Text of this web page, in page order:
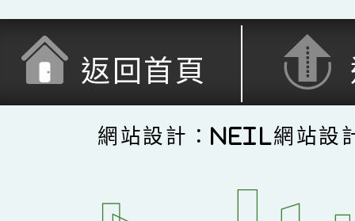
返回首頁
網站設計：Neil網站設